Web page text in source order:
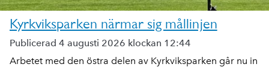
Kyrkviksparken närmar sig mållinjen
Publicerad 4 augusti 2026 klockan 12:44
Arbetet med den östra delen av Kyrkviksparken går nu in